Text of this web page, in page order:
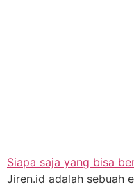
Siapa saja yang bisa
Jiren.id adalah sebuah